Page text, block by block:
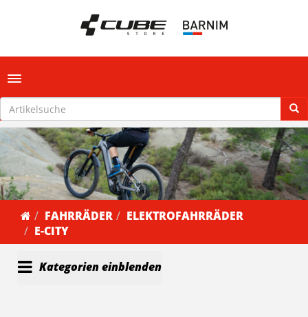
Toggle navigation
FAHRRÄDER
ELEKTROFAHRRÄDER
E-CITY
Kategorien einblenden